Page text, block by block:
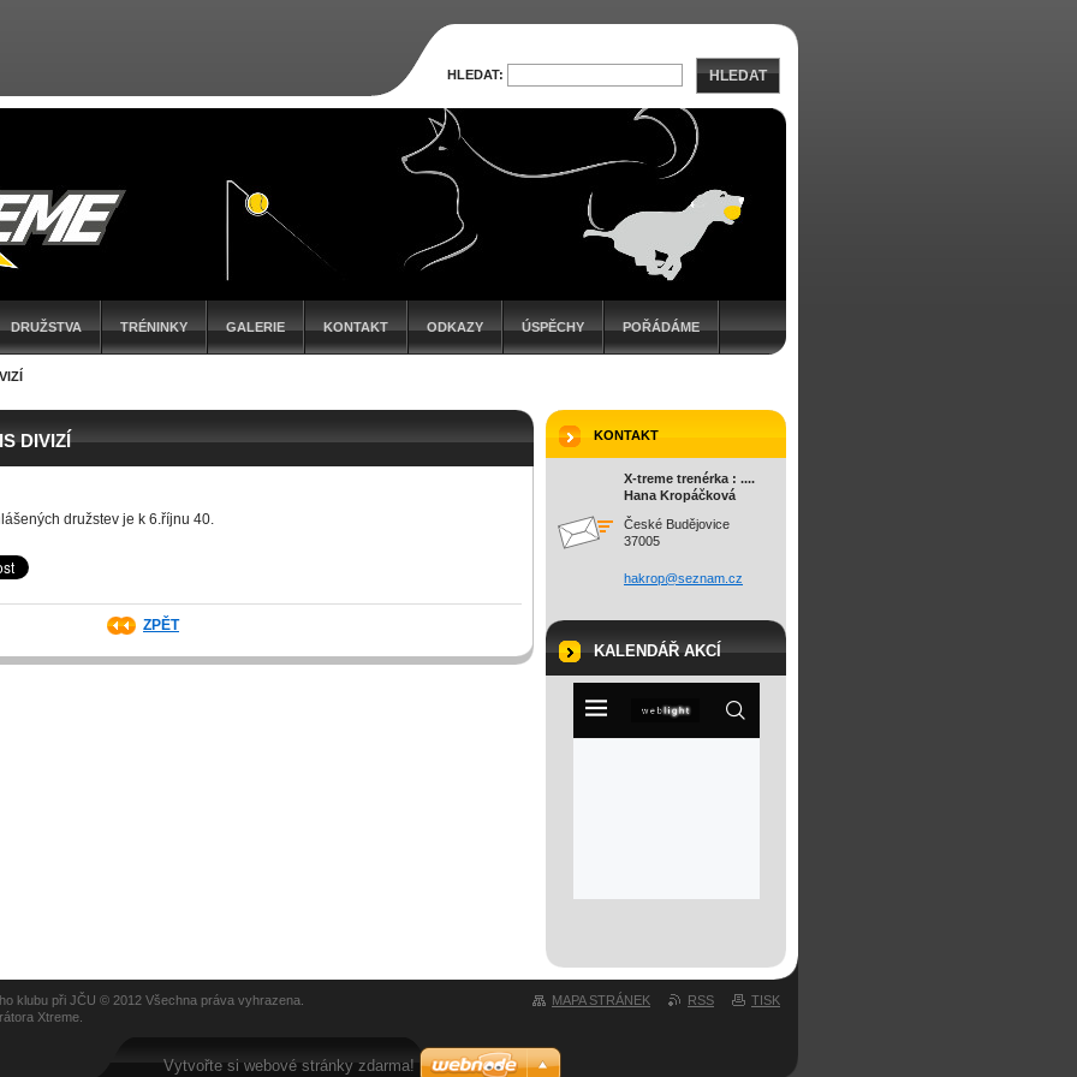
DRUŽSTVA TRÉNINKY GALERIE KONTAKT ODKAZY ÚSPĚCHY POŘÁDÁME
DIVIZÍ
družstev je k 6.říjnu 40.
ZPĚT
KONTAKT
X-treme trenérka : ....
Hana Kropáčková
České Budějovice
37005
hakrop@seznam.cz
KALENDÁŘ AKCÍ
HLEDAT: HLEDAT
MAPA STRÁNEK RSS TISK
klubu při JČU © 2012 Všechna práva vyhrazena.
Xtreme.
Vytvořte si webové stránky zdarma!